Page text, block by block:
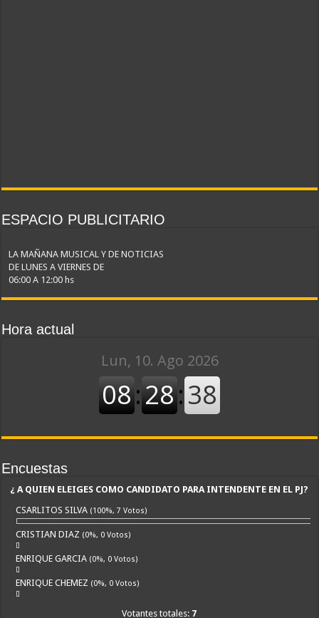
ESPACIO PUBLICITARIO
LA MAÑANA MUSICAL Y DE NOTICIAS
DE LUNES A VIERNES DE
06:00 A 12:00 hs
Hora actual
Encuestas
¿ A QUIEN ELEIGES COMO CANDIDATO PARA INTENDENTE EN EL PJ?
CSARLITOS SILVA (100%, 7 Votos)
CRISTIAN DIAZ (0%, 0 Votos)
ENRIQUE GARCIA (0%, 0 Votos)
ENRIQUE CHEMEZ (0%, 0 Votos)
Votantes totales: 7